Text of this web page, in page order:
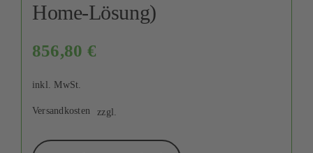
Home-Lösung)
856,80 €
inkl. MwSt.
zzgl.
Versandkosten